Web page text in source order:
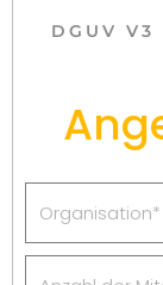
DGUV V3